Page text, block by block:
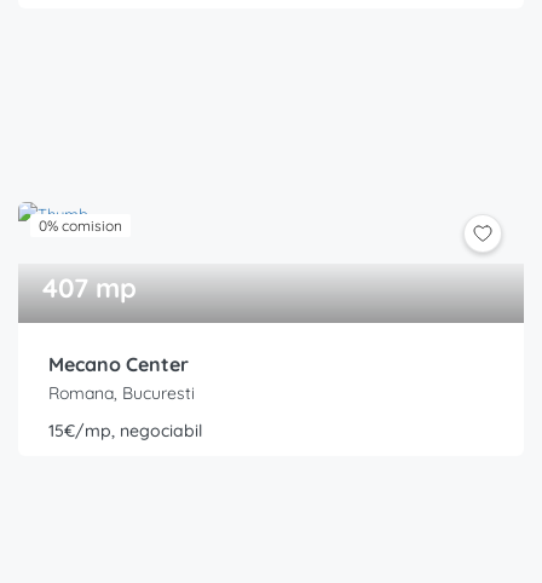
0% comision
407 mp
Mecano Center
Romana, Bucuresti
15€/mp, negociabil